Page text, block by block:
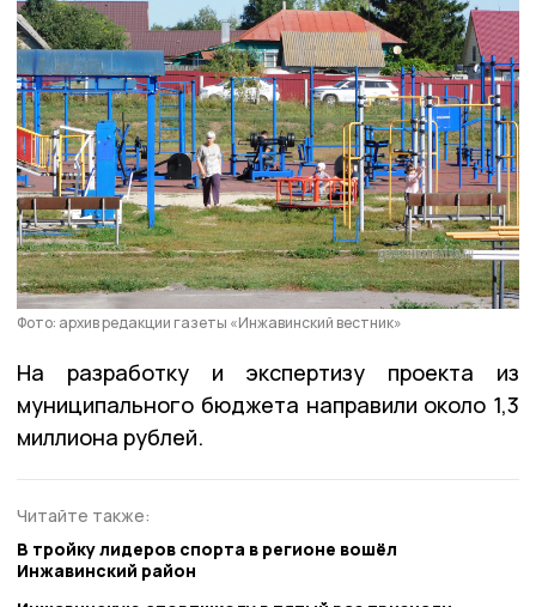
Фото: архив редакции газеты «Инжавинский вестник»
На разработку и экспертизу проекта из
муниципального бюджета направили около 1,3
миллиона рублей.
Читайте также:
В тройку лидеров спорта в регионе вошёл
Инжавинский район